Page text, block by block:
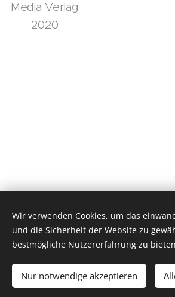
Media Verlag
2020
👉 "WhatsApp‑Channel
Impressum,AGBs,Datenschutz
Sprachen
Deutsch
English
Wir verwenden Cookies, um das
und die Sicherheit der Website zu
bestmögliche Nutzererfahrung zu
Nur notwendige akzeptieren